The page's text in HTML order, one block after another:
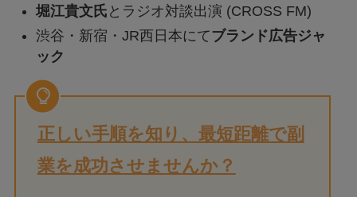
堀江貴文氏 とラジオ対談出演 (CROSS FM)
渋谷・新宿・JR西日本にてブランド広告ジャ
ック
正しい手順を知り、最短距離で副
業を成功させませんか？